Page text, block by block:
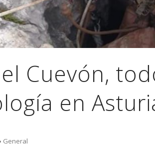
Cuevón,
en
General